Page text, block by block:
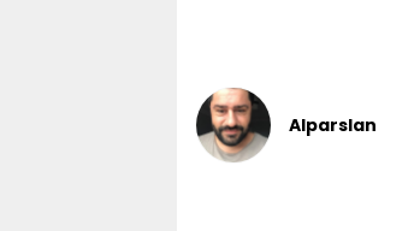
Alparslan